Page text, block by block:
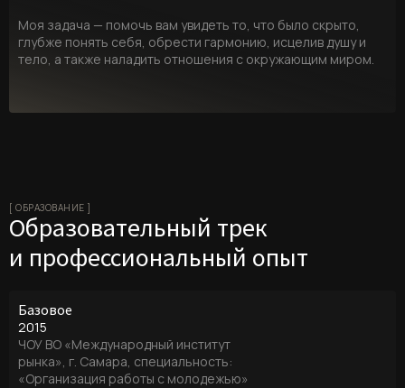
Моя задача — помочь вам увидеть то, что было скрыто,
глубже понять себя, обрести гармонию, исцелив душу и
тело, а также наладить отношения с окружающим миром.
[ ОБРАЗОВАНИЕ ]
Образовательный трек
и профессиональный опыт
Базовое
2015
ЧОУ ВО «Международный институт
рынка», г. Самара, специальность:
«Организация работы с молодежью»